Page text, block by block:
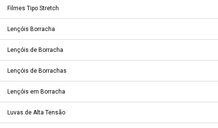
Filmes Tipo Stretch
Lençóis Borracha
Lençóis de Borracha
Lençóis de Borrachas
Lençóis em Borracha
Luvas de Alta Tensão